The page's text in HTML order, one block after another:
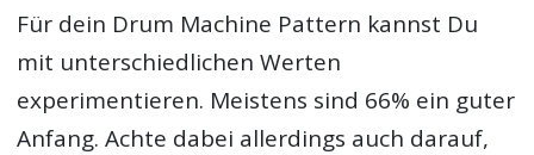
Für dein Drum Machine Pattern kannst Du
mit unterschiedlichen Werten
experimentieren. Meistens sind 66% ein guter
Anfang. Achte dabei allerdings auch darauf,